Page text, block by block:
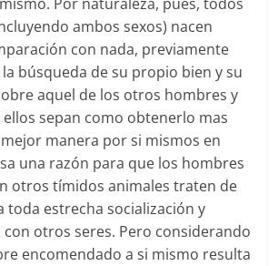
Por naturaleza, pues, todos
ambos sexos) nacen
con nada, previamente
búsqueda de su propio bien y su
aquel de los otros hombres y
ellos sepan como obtenerlo mas
manera por si mismos en
una razón para que los hombres
otros tímidos animales traten de
toda estrecha socialización y
otros seres. Pero considerando
encomendado a si mismo resulta